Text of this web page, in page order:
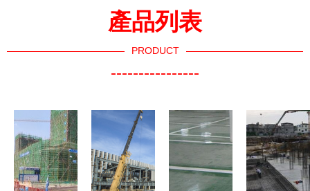
產品列表
PRODUCT
----------------